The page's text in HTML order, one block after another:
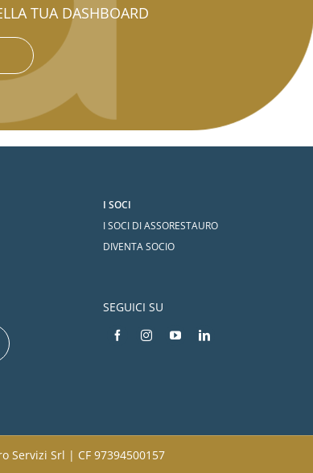
TUA DASHBOARD
I SOCI
I SOCI DI ASSORESTAURO
DIVENTA SOCIO
SEGUICI SU
Servizi Srl | CF 97394500157